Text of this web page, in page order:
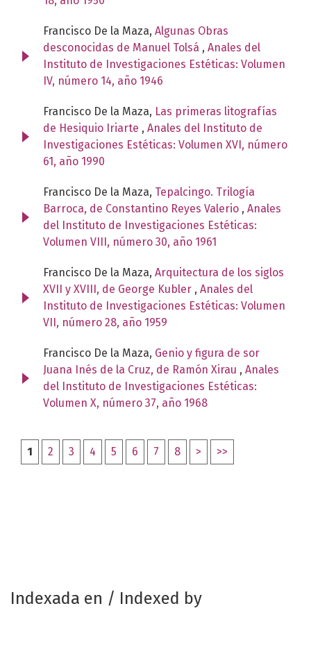
Francisco De la Maza, Algunas Obras
desconocidas de Manuel Tolsá , Anales del
Instituto de Investigaciones Estéticas: Volumen
IV, número 14, año 1946
Francisco De la Maza, Las primeras litografías
de Hesiquio Iriarte , Anales del Instituto de
Investigaciones Estéticas: Volumen XVI, número
61, año 1990
Francisco De la Maza, Tepalcingo. Trilogía
Barroca, de Constantino Reyes Valerio , Anales
del Instituto de Investigaciones Estéticas:
Volumen VIII, número 30, año 1961
Francisco De la Maza, Arquitectura de los siglos
XVII y XVIII, de George Kubler , Anales del
Instituto de Investigaciones Estéticas: Volumen
VII, número 28, año 1959
Francisco De la Maza, Genio y figura de sor
Juana Inés de la Cruz, de Ramón Xirau , Anales
del Instituto de Investigaciones Estéticas:
Volumen X, número 37, año 1968
1 2 3 4 5 6 7 8 > >>
Indexada en / Indexed by